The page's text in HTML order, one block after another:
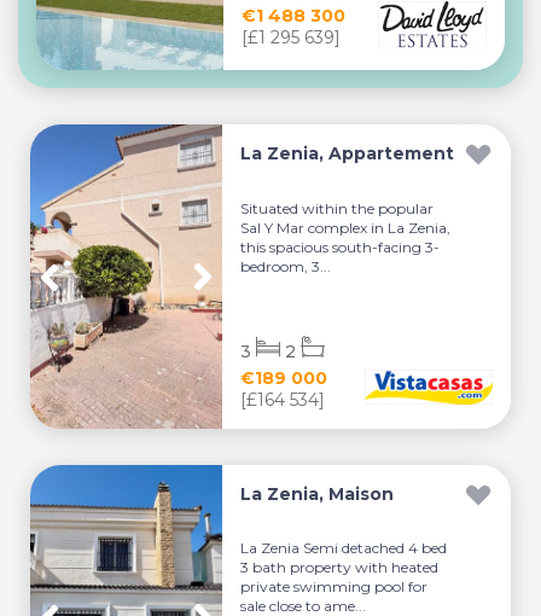
€1 488 300
[£1 295 639]
La Zenia, Appartement
Situated within the popular
Sal Y Mar complex in La Zenia,
this spacious south-facing 3-
bedroom, 3...
€189 000
[£164 534]
3 2
La Zenia, Maison
La Zenia Semi detached 4 bed
3 bath property with heated
private swimming pool for
sale close to ame...